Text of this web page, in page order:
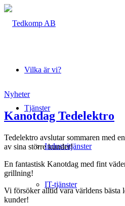
Vilka är vi?
Tjänster
Industritjänster
IT-tjänster
Nyheter
Kanotdag Tedelektro
Tedelektro avslutar sommaren med
av sina större kunder!
En fantastisk Kanotdag med fint
grillning!
Vi försöker alltid vara världens bästa
kunder!